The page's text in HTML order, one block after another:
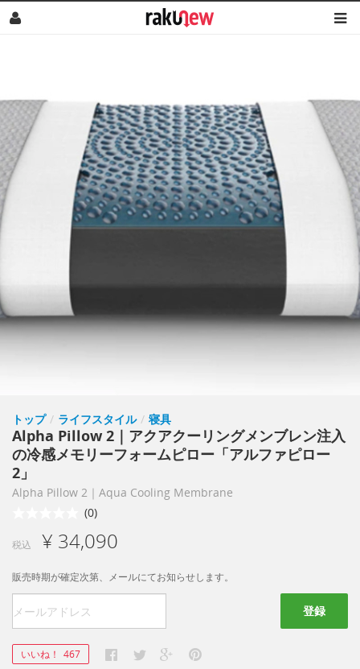
トップ / ライフスタイル / 寝具
Alpha Pillow 2｜アクアクーリングメンブレン注入
の冷感メモリーフォームピロー「アルファピロー
2」
Alpha Pillow 2｜Aqua Cooling Membrane
(0)
税込 ¥ 34,090
販売時期が確定次第、メールにてお知らせします。
登録
いいね！ 467